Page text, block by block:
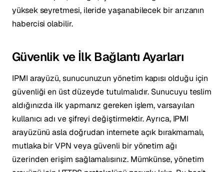
yüksek seyretmesi, ileride yaşanabilecek bir arızanın
habercisi olabilir.
Güvenlik ve İlk Bağlantı Ayarları
IPMI arayüzü, sunucunuzun yönetim kapısı olduğu için
güvenliği en üst düzeyde tutulmalıdır. Sunucuyu teslim
aldığınızda ilk yapmanız gereken işlem, varsayılan
kullanıcı adı ve şifreyi değiştirmektir. Ayrıca, IPMI
arayüzünü asla doğrudan internete açık bırakmamalı,
mutlaka bir VPN veya güvenli bir yönetim ağı
üzerinden erişim sağlamalısınız. Mümkünse, yönetim